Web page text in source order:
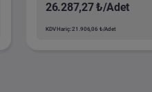
26.287,27 ₺/Adet
KDV Hariç: 21.906,06 ₺/Adet